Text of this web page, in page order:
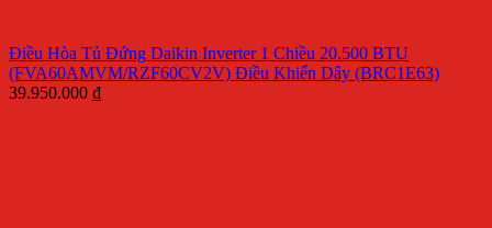
Điều Hòa Tủ Đứng Daikin Inverter 1 Chiều 20.500 BTU
(FVA60AMVM/RZF60CV2V) Điều Khiển Dây (BRC1E63)
39.950.000 ₫